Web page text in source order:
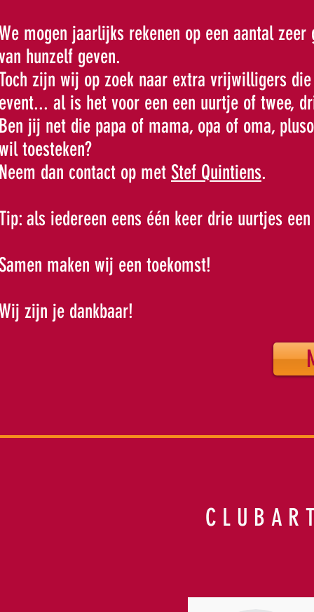
mogen jaarlijks rekenen op een aantal
hunzelf geven.
zijn wij op zoek naar extra vrijwilligers
al is het voor een een uurtje of twee,
jij net die papa of mama, opa of oma,
toesteken?
dan contact op met Stef Quintiens.
als iedereen eens één keer drie uurtjes
maken wij een toekomst!
zijn je dankbaar!